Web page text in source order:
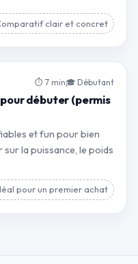
clair et concret
⏱ 7 min🎓 Débutant
débuter (permis
et fun pour bien
la puissance, le poids
pour un premier achat